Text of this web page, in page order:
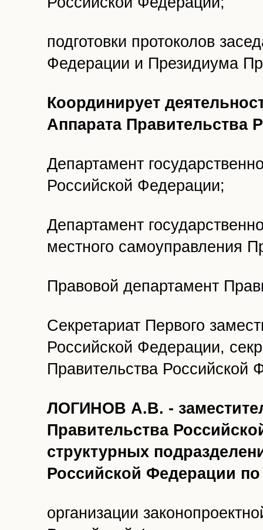
подготовки протоколов
Федерации и Президиума
Координирует
Аппарата Правительства
Департамент
Российской Федерации;
Департамент
местного самоуправления
Правовой департамент
Секретариат Первого
Российской Федерации,
Правительства Российской
ЛОГИНОВ А.В. -
Правительства
структурных
Российской Федерации
организации